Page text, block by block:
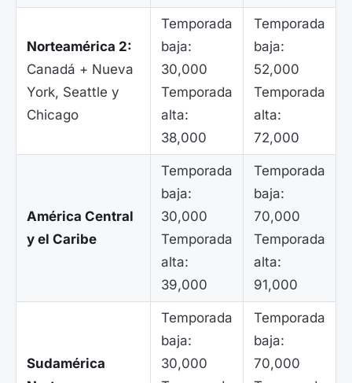
Norteamérica 2:
Canadá + Nueva
York, Seattle y
Chicago
Temporada
baja:
30,000
Temporada
alta:
38,000
Temporada
baja:
52,000
Temporada
alta:
72,000
América Central
y el Caribe
Temporada
baja:
30,000
Temporada
alta:
39,000
Temporada
baja:
70,000
Temporada
alta:
91,000
Sudamérica
Temporada
baja:
30,000
Temporada
baja:
70,000